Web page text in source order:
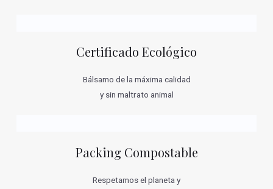
Certificado Ecológico
Bálsamo de la máxima calidad
y sin maltrato animal
Packing Compostable
Respetamos el planeta y